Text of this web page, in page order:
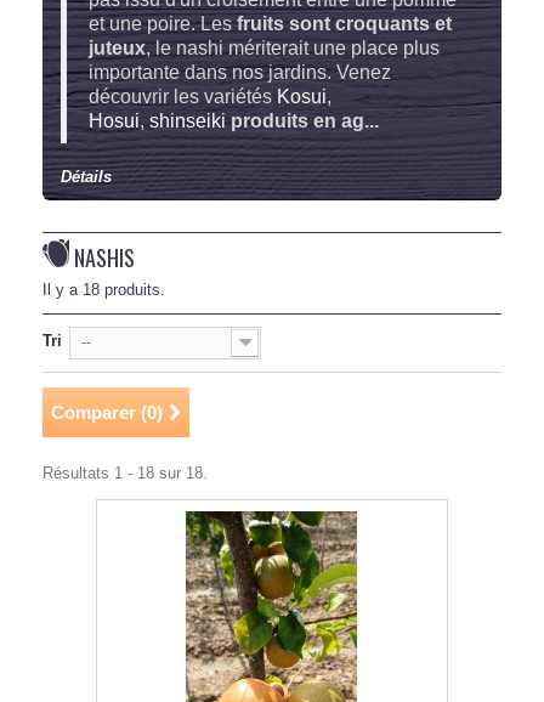
et une poire. Lesfruits sont croquants et
juteux, le nashi mériterait une place plus
importante dans nos jardins. Venez
découvrir les variétés Kosui,
Hosui, shinseiki produits en ag...
Détails
NASHIS
Il y a 18 produits.
Tri --
Comparer (0)
Résultats 1 - 18 sur 18.